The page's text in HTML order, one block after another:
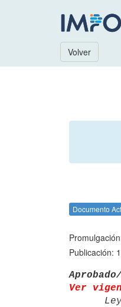
Volver
Documento
Publicación:
Ver